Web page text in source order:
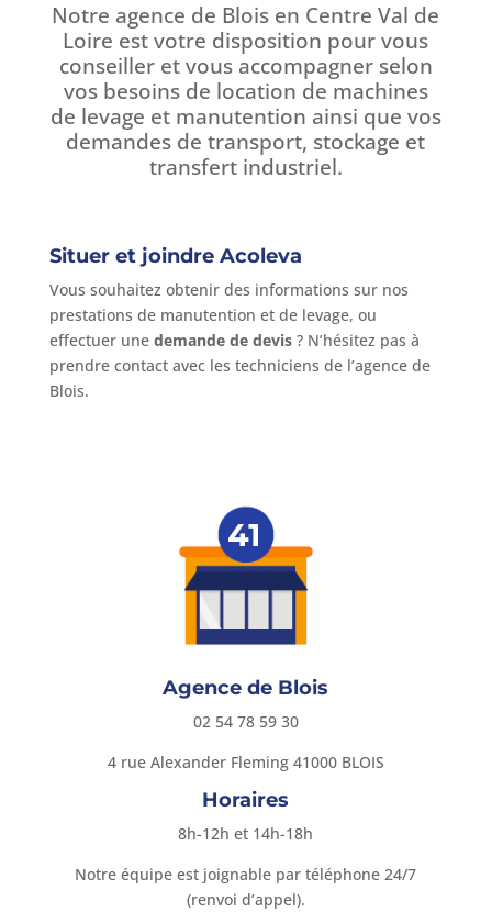
Notre agence de Blois en Centre Val de
Loire est votre disposition pour vous
conseiller et vous accompagner selon
vos besoins de location de machines
de levage et manutention ainsi que vos
demandes de transport, stockage et
transfert industriel.
Situer et joindre Acoleva
Vous souhaitez obtenir des informations sur nos
prestations de manutention et de levage, ou
effectuer une demande de devis? N’hésitez pas à
prendre contact avec les techniciens de l’agence de
Blois.
Agence de Blois
02 54 78 59 30
4 rue Alexander Fleming41000 BLOIS
Horaires
8h-12h et 14h-18h
Notre équipe est joignable par téléphone 24/7
(renvoi d’appel).